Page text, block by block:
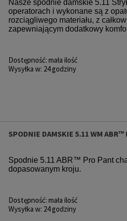
89,00 zł
Nasze spodnie damskie 5.11
operatorach i wykonane są z
rozciągliwego materiału, z
zapewniającym dodatkowy
Dostępność: mała ilość
Wysyłka w: 24 godziny
SPODNIE DAMSKIE 5.11 WM ABR™
Spodnie 5.11 ABR™ Pro Pant
dopasowanym kroju.
Dostępność: mała ilość
Wysyłka w: 24 godziny